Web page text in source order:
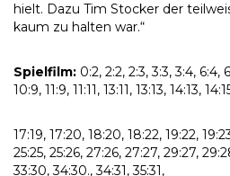
hielt. Dazu Tim Stocker der
kaum zu halten war.“
Spielfilm: 0:2, 2:2, 2:3, 3:3, 3:4, 6:4,
10:9, 11:9, 11:11, 13:11, 13:13, 14:13,
17:19, 17:20, 18:20, 18:22, 19:22,
25:25, 25:26, 27:26, 27:27, 29:27,
33:30, 34:30., 34:31, 35:31,